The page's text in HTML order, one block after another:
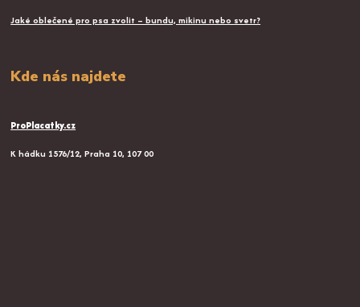
Jaké oblečené pro psa zvolit – bundu, mikinu nebo svetr?
Kde nás najdete
ProPlacatky.cz
K hádku 1576/12, Praha 10, 107 00